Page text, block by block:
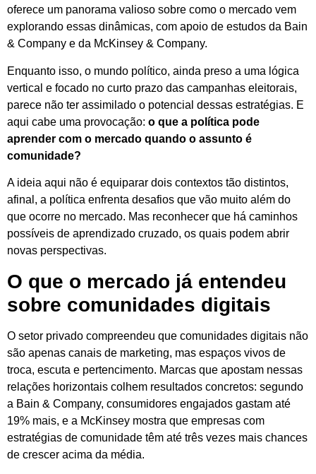
oferece um panorama valioso sobre como o mercado vem
explorando essas dinâmicas, com apoio de estudos da Bain
& Company e da McKinsey & Company.
Enquanto isso, o mundo político, ainda preso a uma lógica
vertical e focado no curto prazo das campanhas eleitorais,
parece não ter assimilado o potencial dessas estratégias. E
aqui cabe uma provocação: o que a política pode
aprender com o mercado quando o assunto é
comunidade?
A ideia aqui não é equiparar dois contextos tão distintos,
afinal, a política enfrenta desafios que vão muito além do
que ocorre no mercado. Mas reconhecer que há caminhos
possíveis de aprendizado cruzado, os quais podem abrir
novas perspectivas.
O que o mercado já entendeu
sobre comunidades digitais
O setor privado compreendeu que comunidades digitais não
são apenas canais de marketing, mas espaços vivos de
troca, escuta e pertencimento. Marcas que apostam nessas
relações horizontais colhem resultados concretos: segundo
a Bain & Company, consumidores engajados gastam até
19% mais, e a McKinsey mostra que empresas com
estratégias de comunidade têm até três vezes mais chances
de crescer acima da média.